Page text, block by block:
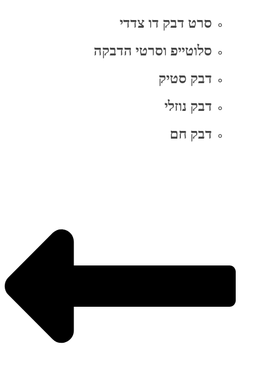
סרט דבק דו צדדי
סלוטייפ וסרטי הדבקה
דבק סטיק
דבק נוזלי
דבק חם